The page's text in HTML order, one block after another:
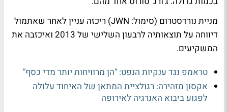
מניית נורדסטרום (סימול: JWN) ריכזה עניין לאחר שאתמול
דיווחה על תוצאותיה לרבעון השלישי של 2013 ואיכזבה את
המשקיעים.
טראמפ נגד ענקיות הנפט: "הן מרוויחות יותר מדי כסף"
אקסון מזהירה: רגולציית המתאן של האיחוד עלולה
לפגוע ביבוא האנרגיה לאירופה